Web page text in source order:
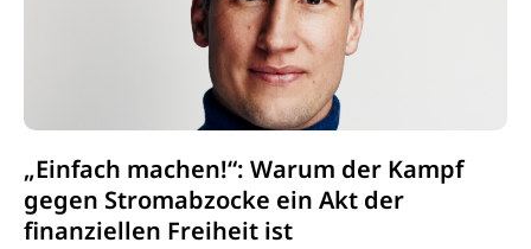
„Einfach machen!“: Warum der Kampf
gegen Stromabzocke ein Akt der
finanziellen Freiheit ist